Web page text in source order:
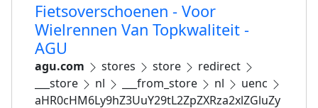
Fietsoverschoenen - Voor
Wielrennen Van Topkwaliteit -
AGU
agu.com stores store
redirect
___store
nl ___from_store nl
uenc
aHR0cHM6Ly9hZ3UuY29tL2ZpZXRza2xlZGluZy